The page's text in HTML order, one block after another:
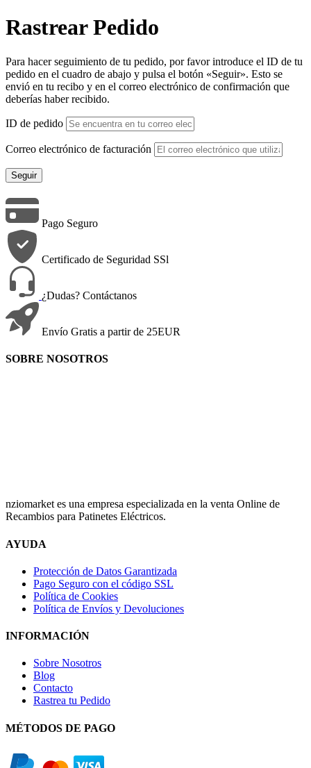
Rastrear Pedido
Para hacer seguimiento de tu pedido, por favor introduce el ID de tu
pedido en el cuadro de abajo y pulsa el botón «Seguir». Esto se
envió en tu recibo y en el correo electrónico de confirmación que
deberías haber recibido.
ID de pedido
Correo electrónico de facturación
Seguir
Pago Seguro
Certificado de Seguridad SSl
¿Dudas? Contáctanos
Envío Gratis a partir de 25EUR
SOBRE NOSOTROS
nziomarket es una empresa especializada en la venta Online de
Recambios para Patinetes Eléctricos.
AYUDA
Protección de Datos Garantizada
Pago Seguro con el código SSL
Política de Cookies
Política de Envíos y Devoluciones
INFORMACIÓN
Sobre Nosotros
Blog
Contacto
Rastrea tu Pedido
MÉTODOS DE PAGO